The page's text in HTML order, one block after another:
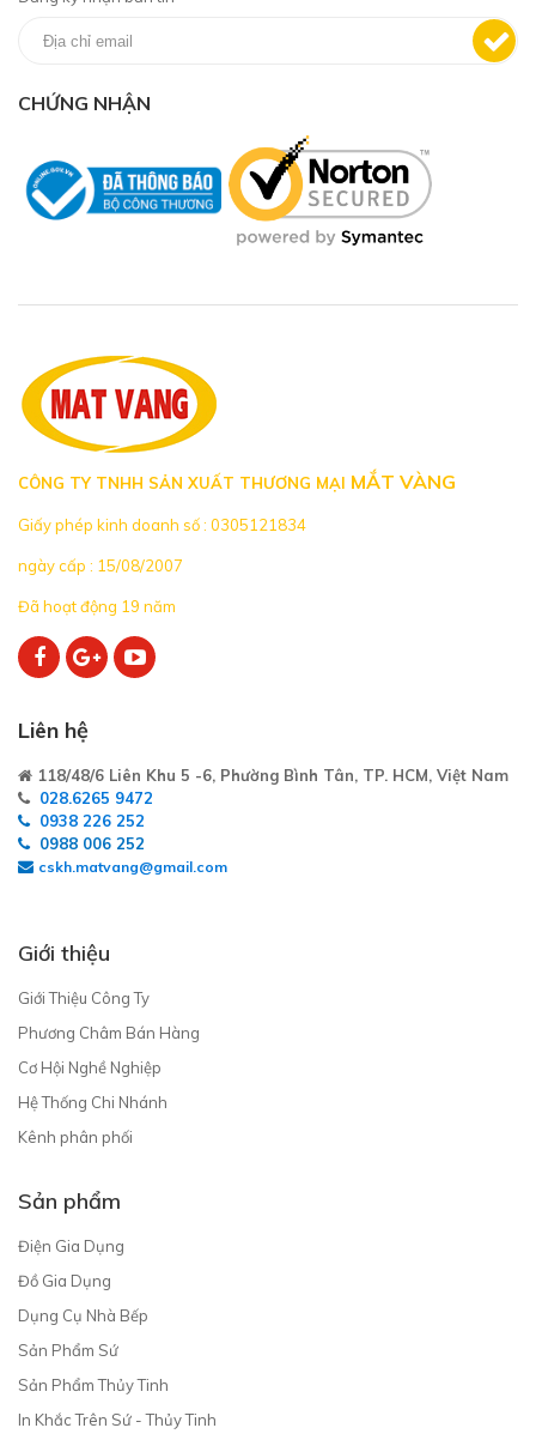
CHỨNG NHẬN
CÔNG TY TNHH SẢN XUẤT THƯƠNG MẠI MẮT VÀNG
Giấy phép kinh doanh số : 0305121834
ngày cấp : 15/08/2007
Đã hoạt động 19 năm
Liên hệ
118/48/6 Liên Khu 5 -6, Phường Bình Tân, TP. HCM, Việt Nam
028.6265 9472
0938 226 252
0988 006 252
cskh.matvang@gmail.com
Giới thiệu
Giới Thiệu Công Ty
Phương Châm Bán Hàng
Cơ Hội Nghề Nghiệp
Hệ Thống Chi Nhánh
Kênh phân phối
Sản phẩm
Điện Gia Dụng
Đồ Gia Dụng
Dụng Cụ Nhà Bếp
Sản Phẩm Sứ
Sản Phẩm Thủy Tinh
In Khắc Trên Sứ - Thủy Tinh